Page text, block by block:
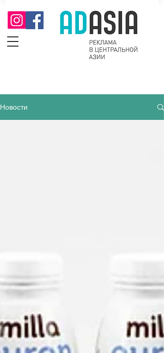
Новости